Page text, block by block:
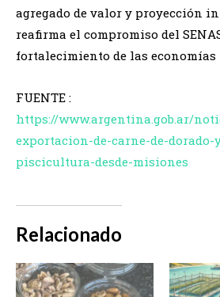
agregado de valor y proyección
reafirma el compromiso del
fortalecimiento de las economías
FUENTE :
https://www.argentina.gob.ar/
exportacion-de-carne-de-dorado-
piscicultura-desde-misiones
Relacionado